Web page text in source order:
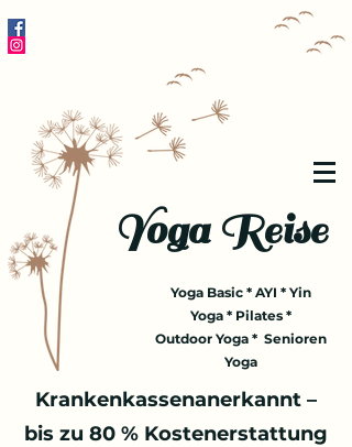
Yoga Reise
Yoga Basic * AYI * Yin
Yoga * Pilates *
Outdoor Yoga * Senioren
Yoga
Krankenkassenanerkannt –
bis zu 80 % Kostenerstattung